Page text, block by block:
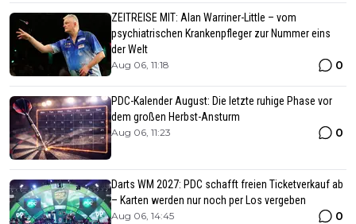
ZEITREISE MIT: Alan Warriner-Little – vom
psychiatrischen Krankenpfleger zur Nummer eins
der Welt
Aug 06, 11:18 0
PDC-Kalender August: Die letzte ruhige Phase vor
dem großen Herbst-Ansturm
Aug 06, 11:23 0
Darts WM 2027: PDC schafft freien Ticketverkauf ab
– Karten werden nur noch per Los vergeben
Aug 06, 14:45 0